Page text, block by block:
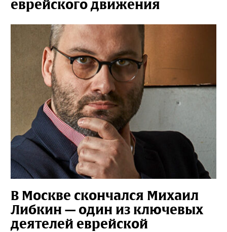
еврейского движения
В Москве скончался Михаил
Либкин — один из ключевых
деятелей еврейской